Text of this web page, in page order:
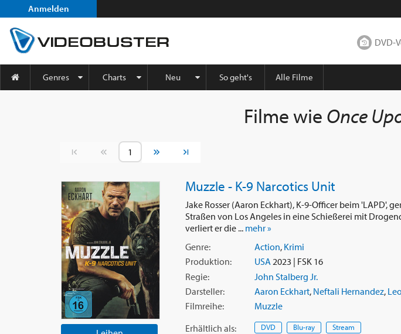
Anmelden
DVD-
Genres Charts Neu So geht's Alle Filme
Filme wie Once
Vorherige Seite Nächste Seite
Muzzle - K-9 Narcotics Unit
Jake Rosser (Aaron Eckhart), K-9-Officer beim 'LAPD',
Straßen von Los Angeles in eine Schießerei mit
verliert er die ... mehr »
Genre:
Action, Krimi
Produktion:
USA2023 | FSK 16
Regie:
John Stalberg Jr.
Darsteller:
Aaron Eckhart, Neftali Hernandez,
Filmreihe:
Muzzle
Erhältlich als: DVD Blu-ray Stream